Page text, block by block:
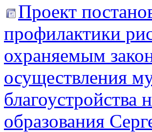
Проект
профилактики
охраняемым
осуществления
благоустройства
образования